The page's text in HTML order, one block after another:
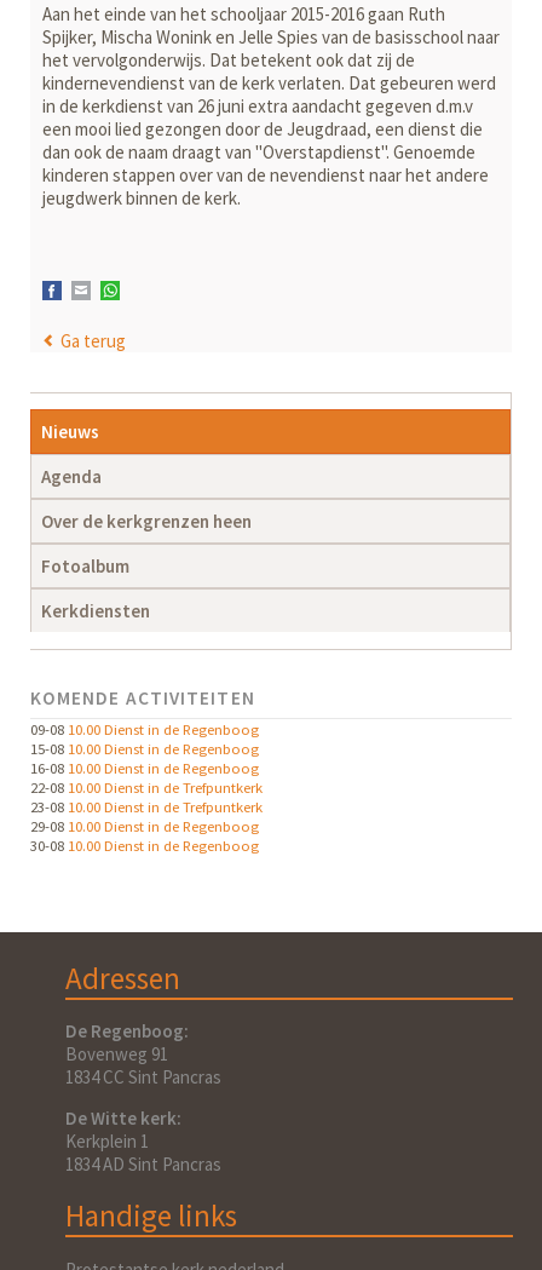
Aan het einde van het schooljaar 2015-2016 gaan Ruth
Spijker, Mischa Wonink en Jelle Spies van de basisschool naar
het vervolgonderwijs. Dat betekent ook dat zij de
kindernevendienst van de kerk verlaten. Dat gebeuren werd
in de kerkdienst van 26 juni extra aandacht gegeven d.m.v
een mooi lied gezongen door de Jeugdraad, een dienst die
dan ook de naam draagt van "Overstapdienst". Genoemde
kinderen stappen over van de nevendienst naar het andere
jeugdwerk binnen de kerk.
Facebook
E-mail
Ga terug
Navigatie
overslaan
Nieuws
Agenda
Over de kerkgrenzen heen
Fotoalbum
Kerkdiensten
KOMENDE ACTIVITEITEN
09-08 10.00 Dienst in de Regenboog
15-08 10.00 Dienst in de Regenboog
16-08 10.00 Dienst in de Regenboog
22-08 10.00 Dienst in de Trefpuntkerk
23-08 10.00 Dienst in de Trefpuntkerk
29-08 10.00 Dienst in de Regenboog
30-08 10.00 Dienst in de Regenboog
Adressen
De Regenboog:
Bovenweg 91
1834 CC Sint Pancras
De Witte kerk:
Kerkplein 1
1834 AD Sint Pancras
Handige links